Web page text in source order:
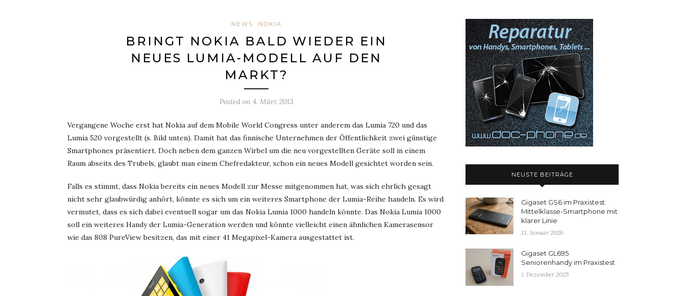
NEWS NOKIA
BRINGT NOKIA BALD WIEDER EIN
NEUES LUMIA-MODELL AUF DEN
MARKT?
Posted on 4. März 2013
Vergangene Woche erst hat Nokia auf dem Mobile World Congress unter anderem das Lumia 720 und das
Lumia 520 vorgestellt (s. Bild unten). Damit hat das finnische Unternehmen der Öffentlichkeit zwei günstige
Smartphones präsentiert. Doch neben dem ganzen Wirbel um die neu vorgestellten Geräte soll in einem
Raum abseits des Trubels, glaubt man einem Chefredakteur, schon ein neues Modell gesichtet worden sein.
Falls es stimmt, dass Nokia bereits ein neues Modell zur Messe mitgenommen hat, was sich ehrlich gesagt
nicht sehr glaubwürdig anhört, könnte es sich um ein weiteres Smartphone der Lumia-Reihe handeln. Es wird
vermutet, dass es sich dabei eventuell sogar um das Nokia Lumia 1000 handeln könnte. Das Nokia Lumia 1000
soll ein weiteres Handy der Lumia-Generation werden und könnte vielleicht einen ähnlichen Kamerasensor
wie das 808 PureView besitzen, das mit einer 41 Megapixel-Kamera ausgestattet ist.
NEUSTE BEITRÄGE
Gigaset GS6 im Praxistest:
Mittelklasse-Smartphone mit
klarer Linie
13. Januar 2026
Gigaset GL695
Seniorenhandy im Praxistest
1. Dezember 2025